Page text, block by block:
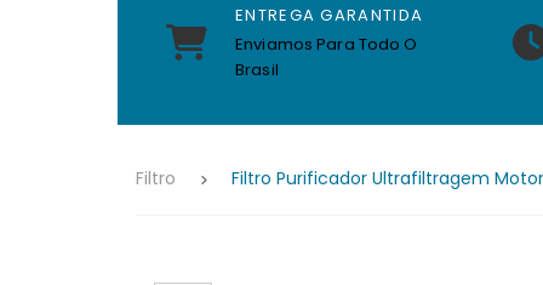
ENTREGA GARANTIDA
Enviamos Para Todo O
Brasil
Filtro Filtro Purificador Ultrafiltragem